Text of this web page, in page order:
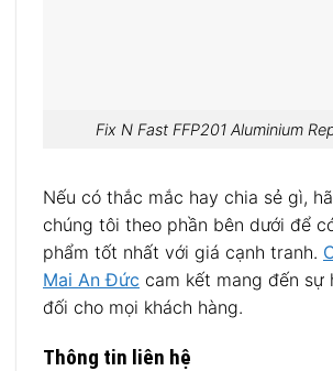
Fix N Fast FFP201 Aluminium
Nếu có thắc mắc hay chia sẻ gì,
chúng tôi theo phần bên dưới để
phẩm tốt nhất với giá cạnh tranh.
Mai An Đức cam kết mang đến sự
đối cho mọi khách hàng.
Thông tin liên hệ